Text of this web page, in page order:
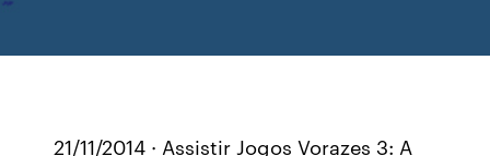
21/11/2014 · Assistir Jogos Vorazes 3: A